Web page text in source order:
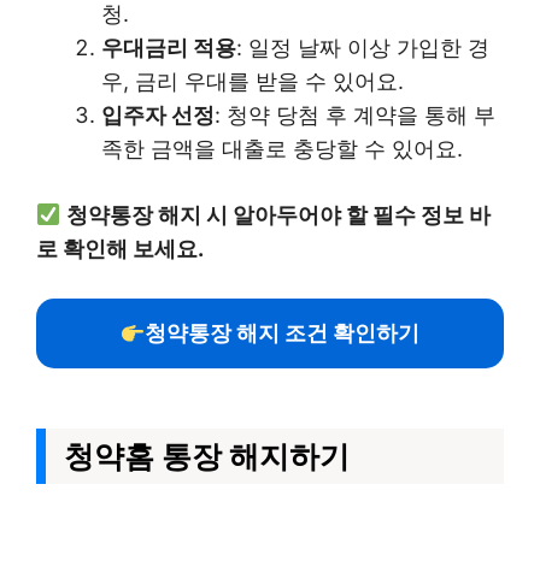
청.
우대금리 적용: 일정 날짜 이상 가입한 경
우, 금리 우대를 받을 수 있어요.
입주자 선정: 청약 당첨 후 계약을 통해 부
족한 금액을 대출로 충당할 수 있어요.
청약통장 해지 시 알아두어야 할 필수 정보 바
로 확인해 보세요.
청약통장 해지 조건 확인하기
청약홈 통장 해지하기